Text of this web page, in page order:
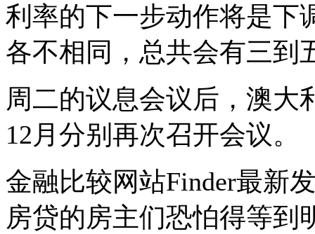
利率的下一步动作将是
各不相同，总共会有三到
周二的议息会议后，澳大
12 月分别再次召开会议。
金融比较网站Finder最新
房贷的房主们恐怕得等到